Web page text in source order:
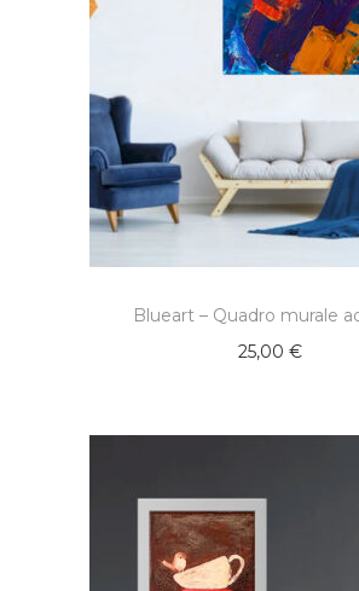
Blueart – Quadro murale
25,00€